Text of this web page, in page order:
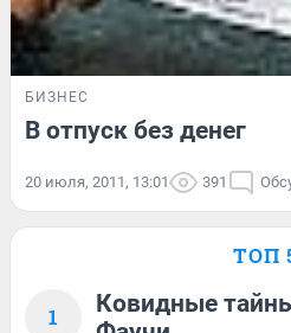
БИЗНЕС
В отпуск без денег
20 июля, 2011, 13:01 391
ТОП
1
Ковидные